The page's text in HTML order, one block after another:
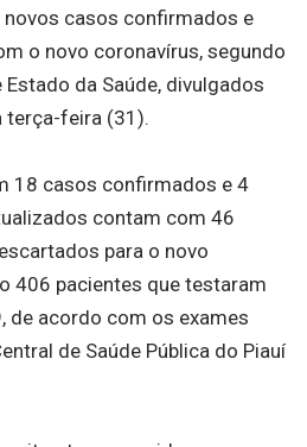
novos casos confirmados e
o novo coronavírus, segundo
da Saúde, divulgados
terça-feira (31).
18 casos confirmados e 4
contam com 46
para o novo
406 pacientes que testaram
de acordo com os exames
de Saúde Pública do Piauí